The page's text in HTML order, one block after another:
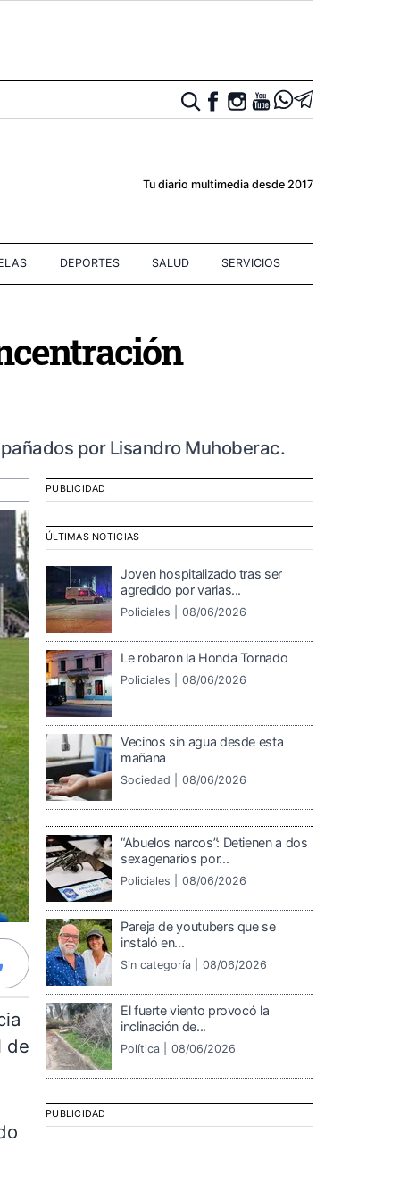
Tu diario multimedia desde 2017
DEPORTES SALUD SERVICIOS
por Lisandro Muhoberac.
de
PUBLICIDAD
ÚLTIMAS NOTICIAS
Joven hospitalizado tras ser
agredido por varias...
Policiales | 08/06/2026
Le robaron la Honda Tornado
Policiales | 08/06/2026
Vecinos sin agua desde esta
mañana
Sociedad | 08/06/2026
“Abuelos narcos”: Detienen a dos
sexagenarios por...
Policiales | 08/06/2026
Pareja de youtubers que se
instaló en...
Sin categoría | 08/06/2026
El fuerte viento provocó la
inclinación de...
Política | 08/06/2026
PUBLICIDAD